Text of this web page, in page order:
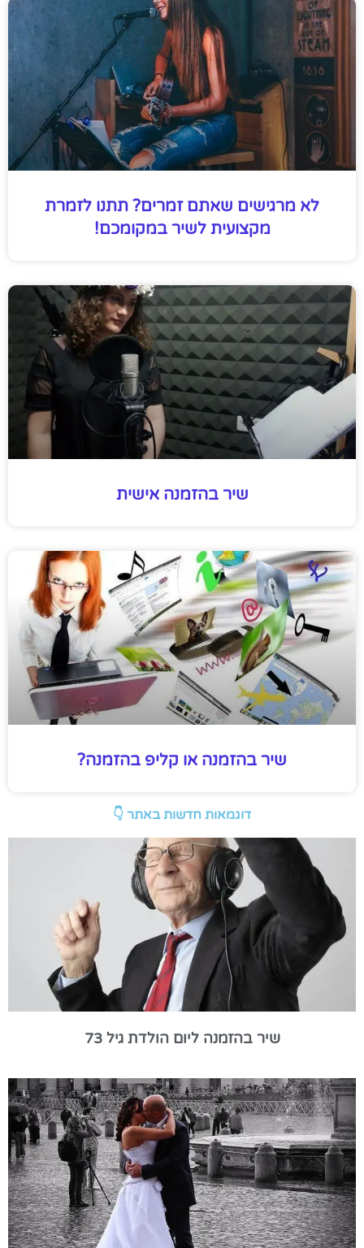
לא מרגישים שאתם זמרים? תתנו לזמרת
מקצועית לשיר במקומכם!
שיר בהזמנה אישית
שיר בהזמנה או קליפ בהזמנה?
דוגמאות חדשות באתר 👇
שיר בהזמנה ליום הולדת גיל 73